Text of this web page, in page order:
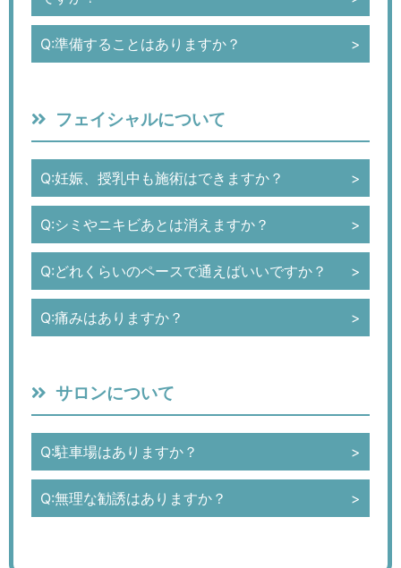
Q:準備することはありますか？
フェイシャルについて
Q:妊娠、授乳中も施術はできますか？
Q:シミやニキビあとは消えますか？
Q:どれくらいのペースで通えばいいですか？
Q:痛みはありますか？
サロンについて
Q:駐車場はありますか？
Q:無理な勧誘はありますか？